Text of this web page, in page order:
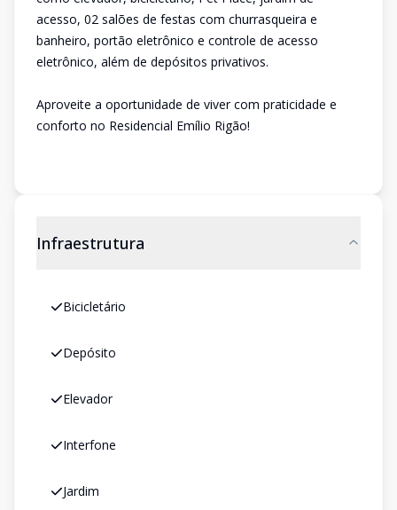
acesso, 02 salões de festas com churrasqueira e
banheiro, portão eletrônico e controle de acesso
eletrônico, além de depósitos privativos.
Aproveite a oportunidade de viver com praticidade e
conforto no Residencial Emílio Rigão!
Infraestrutura
Bicicletário
Depósito
Elevador
Interfone
Jardim